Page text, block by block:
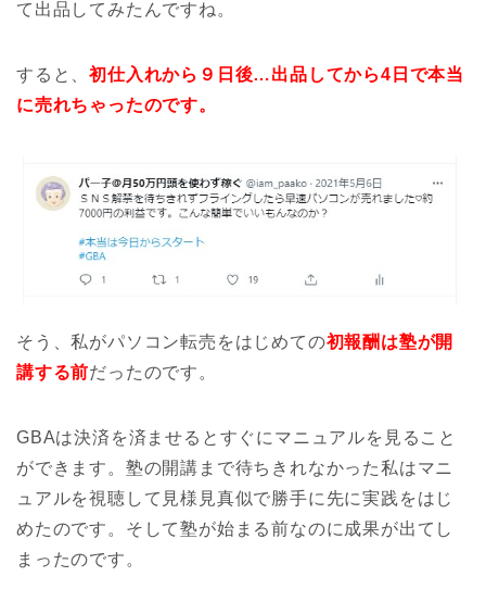
て出品してみたんですね。
すると、初仕入れから９日後…出品してから4日で本当
に売れちゃったのです。
そう、私がパソコン転売をはじめての初報酬は塾が開
講する前だったのです。
GBAは決済を済ませるとすぐにマニュアルを見ること
ができます。塾の開講まで待ちきれなかった私はマニ
ュアルを視聴して見様見真似で勝手に先に実践をはじ
めたのです。そして塾が始まる前なのに成果が出てし
まったのです。